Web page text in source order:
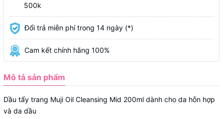
500k
Đổi trả miễn phí trong 14 ngày (*)
Cam kết chính hãng 100%
Mô tả sản phẩm
Dầu tẩy trang Muji Oil Cleansing Mid 200ml dành cho da hỗn hợp
và da dầu